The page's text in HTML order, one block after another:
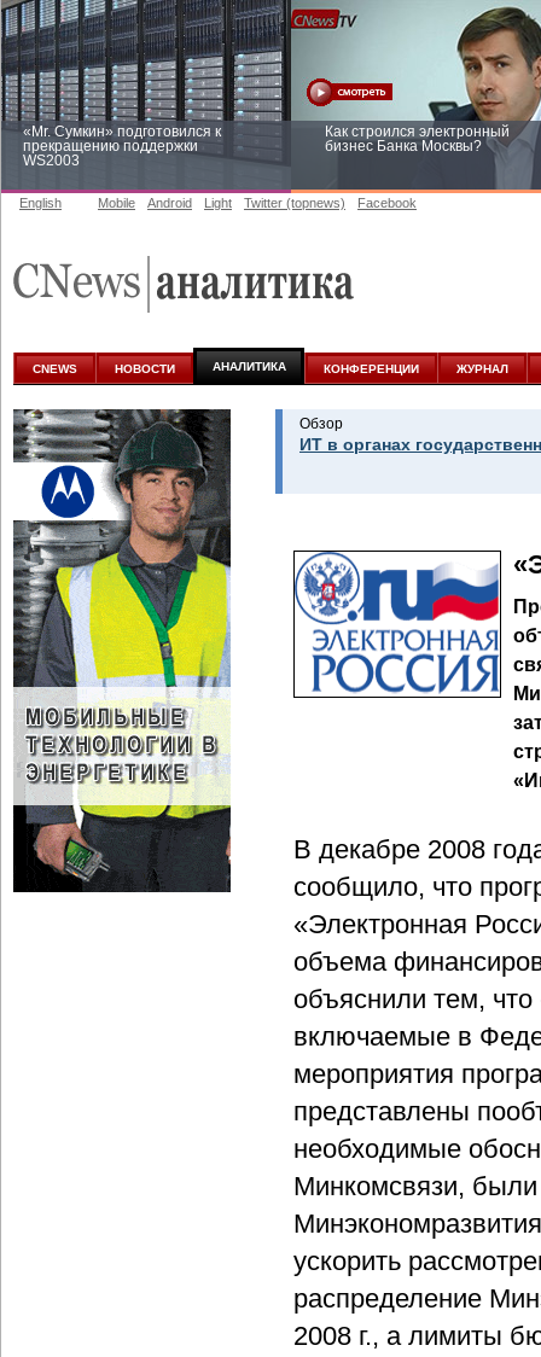
«Mr. Сумкин» подготовился к
прекращению поддержки
WS2003
Как строился электронный
бизнес Банка Москвы?
аналитике
English Mobile Android Light Twitter (topnews) Facebook
CNEWS НОВОСТИ АНАЛИТИКА КОНФЕРЕНЦИИ ЖУРНАЛ
Обзор
ИТ в органах
В декабре 2008
сообщило, что
«Электронная
объема
объяснили тем,
включаемые в
мероприятия
представлены
необходимые
Минкомсвязи, были
ускорить
распределение
2008 г., а лимиты